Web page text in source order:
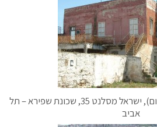
בית שיח מוראד (הבית האדום), ישראל מסלנט 35, שכונת שפירא – תל
אביב